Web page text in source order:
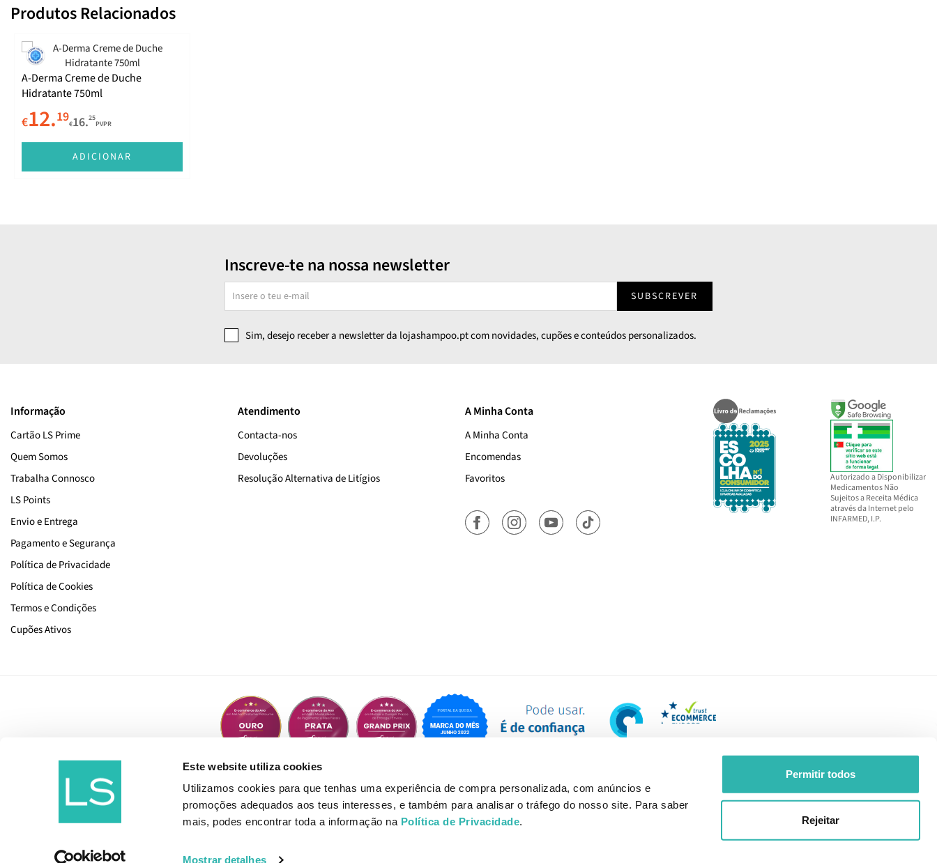
Este website utiliza cookies
Utilizamos cookies para que tenhas uma experiência de compra personalizada, com anúncios e
promoções adequados aos teus interesses, e também para analisar o tráfego do nosso site. Para saber
mais, podes encontrar toda a informação na Política de Privacidade.
Mostrar detalhes
Permitir todos
Rejeitar
Produtos Relacionados
A-Derma Creme de Duche
Hidratante 750ml
€12.19€16.25
PVPR
ADICIONAR
Inscreve-te na nossa newsletter
SUBSCREVER
Sim, desejo receber a newsletter da lojashampoo.pt com novidades, cupões e conteúdos personalizados.
Informação
Cartão LS Prime
Quem Somos
Trabalha Connosco
LS Points
Envio e Entrega
Pagamento e Segurança
Política de Privacidade
Política de Cookies
Termos e Condições
Cupões Ativos
Atendimento
Contacta-nos
Devoluções
Resolução Alternativa de Litígios
A Minha Conta
A Minha Conta
Encomendas
Favoritos
Autorizado a Disponibilizar
Medicamentos Não
Sujeitos a Receita Médica
através da Internet pelo
INFARMED, I.P.